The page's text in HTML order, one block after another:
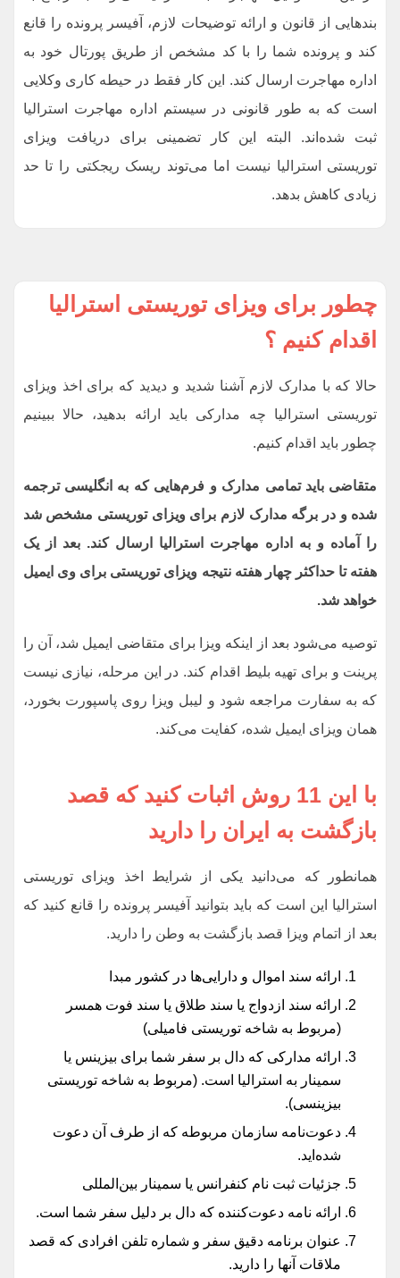
بند‌هایی از قانون و ارائه توضیحات لازم، آفیسر پرونده را قانع
کند و پرونده شما را با کد مشخص از طریق پورتال خود به
اداره مهاجرت ارسال کند. این کار فقط در حیطه کاری وکلایی
است که به طور قانونی در سیستم اداره مهاجرت استرالیا
ثبت شده‌اند. البته این کار تضمینی برای دریافت ویزای
توریستی استرالیا نیست اما می‌توند ریسک ریجکتی را تا حد
زیادی کاهش بدهد.
چطور برای ویزای توریستی استرالیا
اقدام کنیم ؟
حالا که با مدارک لازم آشنا شدید و دیدید که برای اخذ ویزای
توریستی استرالیا چه مدارکی باید ارائه بدهید، حالا ببینیم
چطور باید اقدام کنیم.
متقاضی باید تمامی مدارک و فرم‌هایی که به انگلیسی ترجمه
شده و در برگه مدارک لازم برای ویزای توریستی مشخص شد
را آماده و به اداره مهاجرت استرالیا ارسال کند. بعد از یک
هفته تا حداکثر چهار هفته نتیجه ویزای توریستی برای وی ایمیل
خواهد شد.
توصیه می‌شود بعد از اینکه ویزا برای متقاضی ایمیل شد، آن را
پرینت و برای تهیه بلیط اقدام کند. در این مرحله، نیازی نیست
که به سفارت مراجعه شود و لیبل ویزا روی پاسپورت بخورد،
همان ویزای ایمیل شده، کفایت می‌کند.
با این 11 روش اثبات کنید که قصد
بازگشت به ایران را دارید
همانطور که می‌دانید یکی از شرایط اخذ ویزای توریستی
استرالیا این است که باید بتوانید آفیسر پرونده را قانع کنید که
بعد از اتمام ویزا قصد بازگشت به وطن را دارید.
ارائه سند اموال و دارایی‌ها در کشور مبدا
ارائه سند ازدواج یا سند طلاق یا سند فوت همسر
(مربوط به شاخه توریستی فامیلی)
ارائه مدارکی که دال بر سفر شما برای بیزینس یا
سمینار به استرالیا است. (مربوط به شاخه توریستی
بیزینسی).
دعوت‌نامه سازمان مربوطه که از طرف آن دعوت
شده‌اید.
جزئیات ثبت نام کنفرانس یا سمینار بین‌المللی
ارائه نامه‌ دعوت‌کننده که دال بر دلیل سفر شما است.
عنوان برنامه دقیق سفر و شماره تلفن افرادی که قصد
ملاقات آنها را دارید.